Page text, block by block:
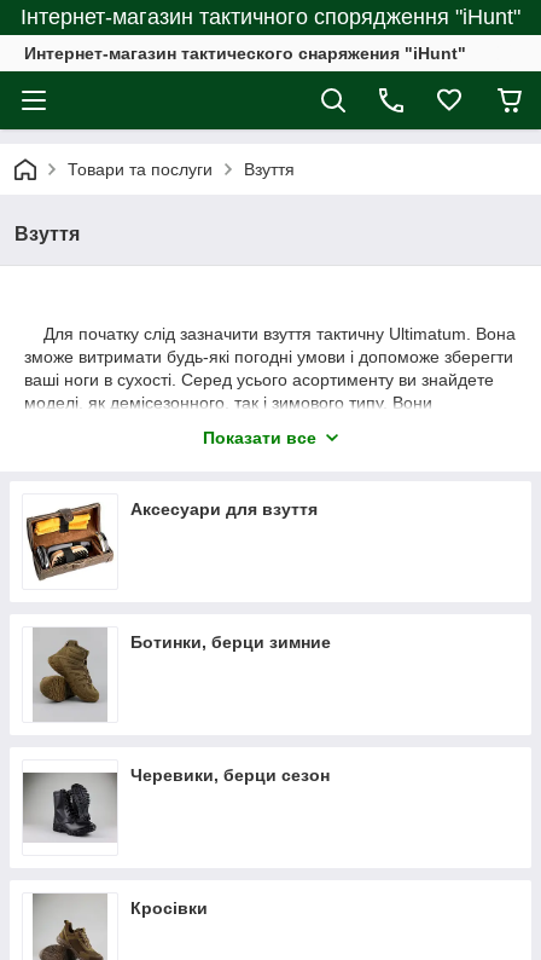
Інтернет-магазин тактичного спорядження "iHunt"
Интернет-магазин тактического снаряжения "iHunt"
Товари та послуги Взуття
Взуття
Для початку слід зазначити взуття тактичну Ultimatum. Вона
зможе витримати будь-які погодні умови і допоможе зберегти
ваші ноги в сухості. Серед усього асортименту ви знайдете
моделі, як демісезонного, так і зимового типу. Вони
універсальністю. Дана взуття прекрасно підійде як для
є висока зносостійкість навіть в самих екстремальних умовах
застосування. Проводиться така взуття під суворим
контролем і з урахуванням всіх вимог і технологій. Якість
виходить бездоганним. Представлені моделі рекомендовані
співробітниками поліції і т. д.
Показати все
Аксесуари для взуття
Ботинки, берци зимние
Черевики, берци сезон
Кросівки